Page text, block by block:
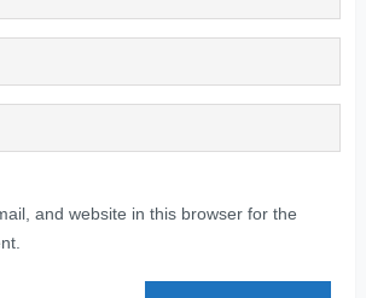
and website in this browser for the